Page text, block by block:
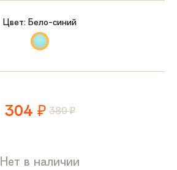
304 ₽ 380₽
Нет в наличии
Цвет: Бело-синий